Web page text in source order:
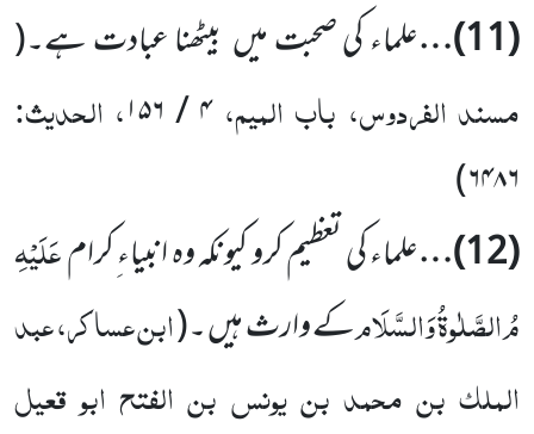
(
11
)…علماء کی صحبت میں بیٹھنا عبادت ہے۔(
مسند الفردوس، باب المیم،۴/ ۱۵۶، الحدیث:
۶۴۸۶)
(
12
)…علماء کی تعظیم کرو کیونکہ وہ انبیاء ِکرامعَلَیْہِ
مُ الصَّلٰوۃُ وَالسَّلَامکے وارث ہیں ۔(ابن عساکر، عبد
الملک بن محمد بن یونس بن الفتح ابو قعیل